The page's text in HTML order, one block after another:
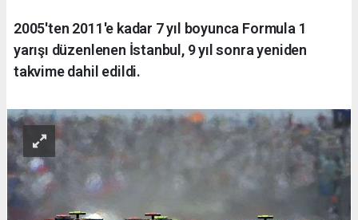
2005'ten 2011'e kadar 7 yıl boyunca Formula 1
yarışı düzenlenen İstanbul, 9 yıl sonra yeniden
takvime dahil edildi.